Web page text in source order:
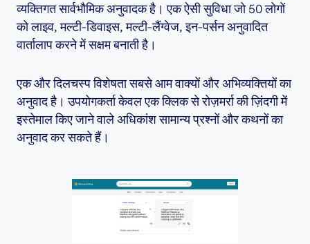
व्यक्तिगत सार्वभौमिक अनुवादक है। एक ऐसी सुविधा जो 50 लोगों
को लाइव, मल्टी-डिवाइस, मल्टी-लैंग्वेज, इन-पर्सन अनुवादित
वार्तालाप करने में सक्षम बनाती है।
एक और दिलचस्प विशेषता सबसे आम वाक्यों और अभिव्यक्तियों का
अनुवाद है। उपयोगकर्ता केवल एक क्लिक से रोज़मर्रा की ज़िंदगी में
इस्तेमाल किए जाने वाले अधिकांश सामान्य प्रश्नों और कथनों का
अनुवाद कर सकते हैं।